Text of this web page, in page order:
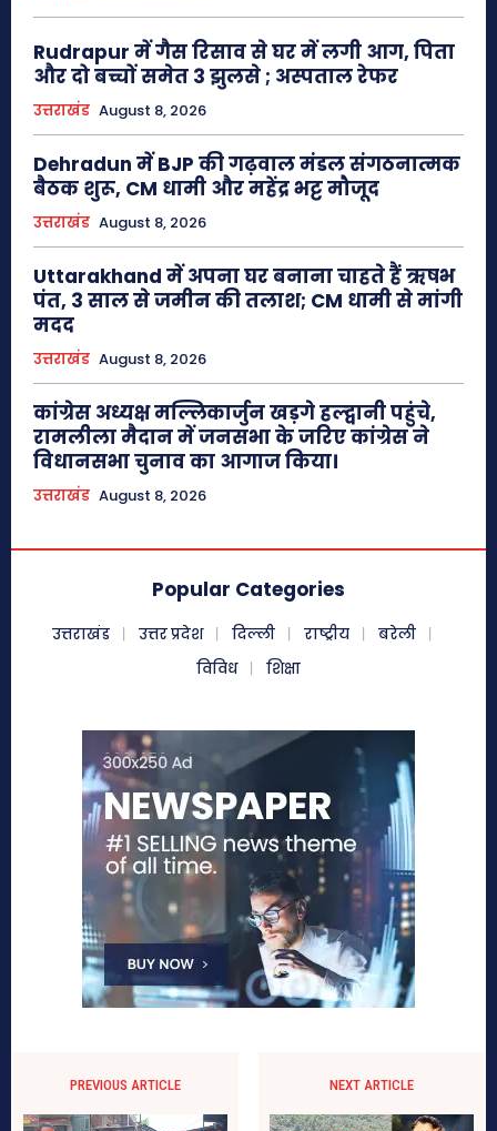
Rudrapur में गैस रिसाव से घर में लगी आग, पिता
और दो बच्चों समेत 3 झुलसे ; अस्पताल रेफर
उत्तराखंड August 8, 2026
Dehradun में BJP की गढ़वाल मंडल संगठनात्मक
बैठक शुरू, CM धामी और महेंद्र भट्ट मौजूद
उत्तराखंड August 8, 2026
Uttarakhand में अपना घर बनाना चाहते हैं ऋषभ
पंत, 3 साल से जमीन की तलाश; CM धामी से मांगी
मदद
उत्तराखंड August 8, 2026
कांग्रेस अध्यक्ष मल्लिकार्जुन खड़गे हल्द्वानी पहुंचे,
रामलीला मैदान में जनसभा के जरिए कांग्रेस ने
विधानसभा चुनाव का आगाज किया।
उत्तराखंड August 8, 2026
Popular Categories
उत्तराखंड उत्तर प्रदेश दिल्ली राष्ट्रीय
बरेली
विविध
शिक्षा
PREVIOUS ARTICLE NEXT ARTICLE